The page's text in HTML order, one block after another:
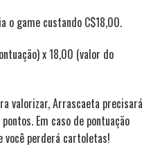
o game custando C$18,00.
x 18,00 (valor do
valorizar, Arrascaeta precisará
Em caso de pontuação
você perderá cartoletas!